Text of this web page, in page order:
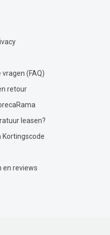
(FAQ)
retour
leasen?
Kortingscode
en reviews